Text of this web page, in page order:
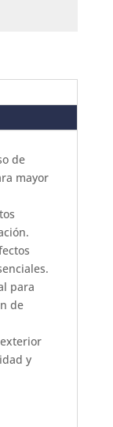
de
mayor
para
de
y